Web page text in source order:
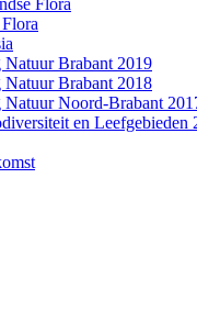
Flora
Brabant 2019
Brabant 2018
Noord-Brabant
en Leefgebieden